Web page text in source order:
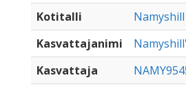
Kotitalli
Namyshill
Kasvattajanimi
Kasvattaja